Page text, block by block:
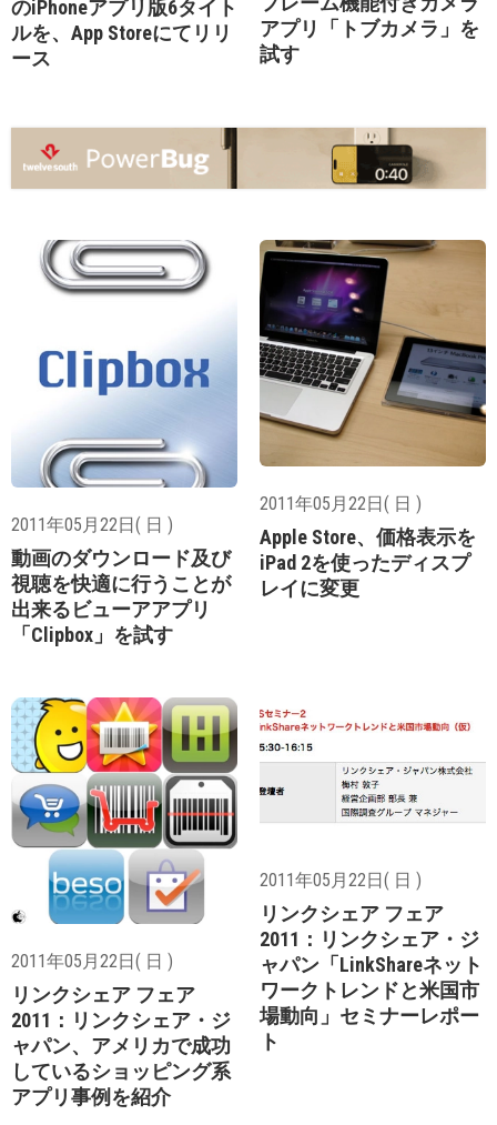
のiPhoneアプリ版6タイト
ルを、App Storeにてリリ
ース
アプリ「トブカメラ」を
試す
2011年05月22日( 日 )
動画のダウンロード及び
視聴を快適に行うことが
出来るビューアアプリ
「Clipbox」を試す
2011年05月22日( 日 )
Apple Store、価格表示を
iPad 2を使ったディスプ
レイに変更
2011年05月22日( 日 )
リンクシェア フェア
2011：リンクシェア・ジ
ャパン、アメリカで成功
しているショッピング系
アプリ事例を紹介
2011年05月22日( 日 )
リンクシェア フェア
2011：リンクシェア・ジ
ャパン「LinkShareネット
ワークトレンドと米国市
場動向」セミナーレポー
ト